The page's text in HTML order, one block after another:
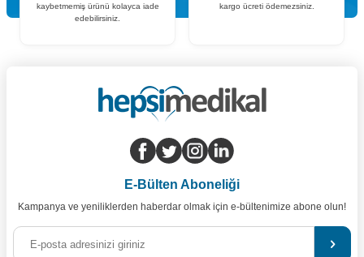
kaybetmemiş ürünü kolayca iade
edebilirsiniz.
kargo ücreti ödemezsiniz.
E-Bülten Aboneliği
Kampanya ve yeniliklerden haberdar olmak için e-bültenimize abone olun!